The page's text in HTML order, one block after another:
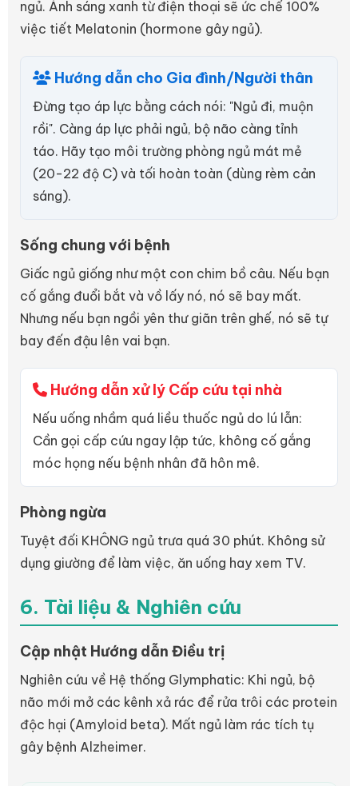
ngủ. Ánh sáng xanh từ điện thoại sẽ ức chế 100%
việc tiết Melatonin (hormone gây ngủ).
Hướng dẫn cho Gia đình/Người thân
Đừng tạo áp lực bằng cách nói: "Ngủ đi, muộn
rồi". Càng áp lực phải ngủ, bộ não càng tỉnh
táo. Hãy tạo môi trường phòng ngủ mát mẻ
(20-22 độ C) và tối hoàn toàn (dùng rèm cản
sáng).
Sống chung với bệnh
Giấc ngủ giống như một con chim bồ câu. Nếu bạn
cố gắng đuổi bắt và vồ lấy nó, nó sẽ bay mất.
Nhưng nếu bạn ngồi yên thư giãn trên ghế, nó sẽ tự
bay đến đậu lên vai bạn.
Hướng dẫn xử lý Cấp cứu tại nhà
Nếu uống nhầm quá liều thuốc ngủ do lú lẫn:
Cần gọi cấp cứu ngay lập tức, không cố gắng
móc họng nếu bệnh nhân đã hôn mê.
Phòng ngừa
Tuyệt đối KHÔNG ngủ trưa quá 30 phút. Không sử
dụng giường để làm việc, ăn uống hay xem TV.
6. Tài liệu & Nghiên cứu
Cập nhật Hướng dẫn Điều trị
Nghiên cứu về Hệ thống Glymphatic: Khi ngủ, bộ
não mới mở các kênh xả rác để rửa trôi các protein
độc hại (Amyloid beta). Mất ngủ làm rác tích tụ
gây bệnh Alzheimer.